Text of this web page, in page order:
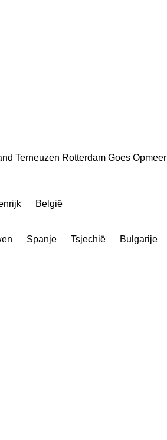
Terneuzen Rotterdam Goes Opmeer
België
Spanje Tsjechië Bulgarije